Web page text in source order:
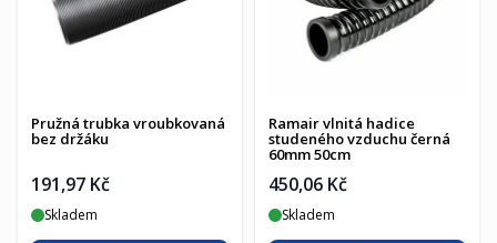
Pružná trubka vroubkovaná
bez držáku
191,97 Kč
Skladem
Ramair vlnitá hadice
studeného vzduchu černá
60mm 50cm
450,06 Kč
Skladem